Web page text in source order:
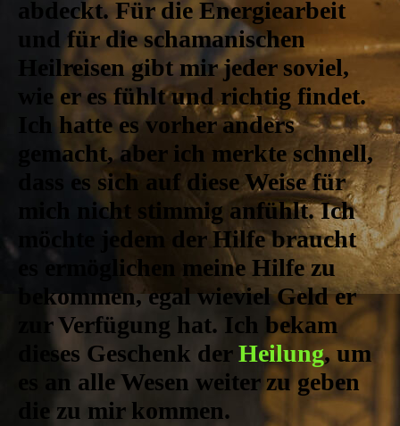
abdeckt. Für die Energiearbeit
und für die schamanischen
Heilreisen gibt mir jeder soviel,
wie er es fühlt und richtig findet.
Ich hatte es vorher anders
gemacht, aber ich merkte schnell,
dass es sich auf diese Weise für
mich nicht stimmig anfühlt. Ich
möchte jedem der Hilfe braucht
es ermöglichen meine Hilfe zu
bekommen, egal wieviel Geld er
zur Verfügung hat. Ich bekam
dieses Geschenk derHeilung, um
es an alle Wesen weiter zu geben
die zu mir kommen.